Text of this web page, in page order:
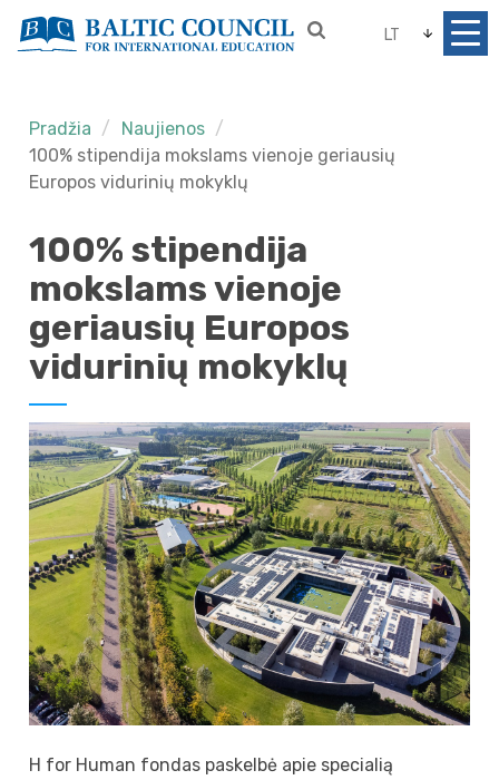
LT
Pradžia
Naujienos
100% stipendija mokslams vienoje geriausių
Europos vidurinių mokyklų
100% stipendija
mokslams vienoje
geriausių Europos
vidurinių mokyklų
H for Human fondas paskelbė apie specialią